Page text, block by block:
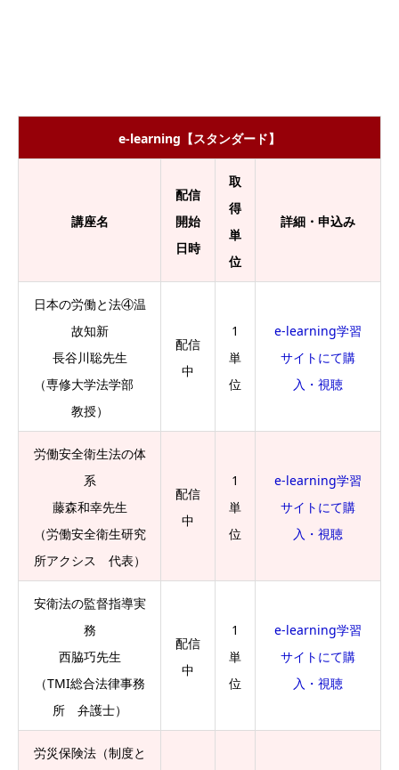
e-learning 【スタンダード】
講座名
配信
開始
日時
取
得
単
位
詳細・申込み
日本の労働と法④温
故知新
長谷川聡先生
（専修大学法学部
教授）
配信
中
1
単
位
e-learning学習
サイトにて購
入・視聴
労働安全衛生法の体
系
藤森和幸先生
（労働安全衛生研究
所アクシス 代表）
配信
中
1
単
位
e-learning学習
サイトにて購
入・視聴
安衛法の監督指導実
務
西脇巧先生
（TMI総合法律事務
所 弁護士）
配信
中
1
単
位
e-learning学習
サイトにて購
入・視聴
労災保険法（制度と